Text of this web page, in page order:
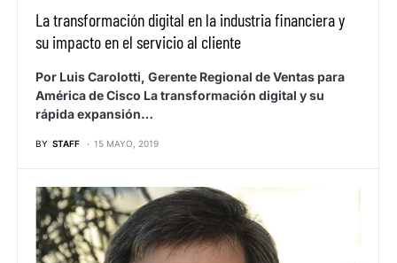
La transformación digital en la industria financiera y
su impacto en el servicio al cliente
Por Luis Carolotti, Gerente Regional de Ventas para
América de Cisco La transformación digital y su
rápida expansión…
BY STAFF 15 MAYO, 2019